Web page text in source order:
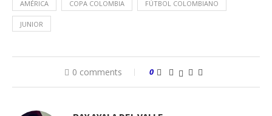
AMÉRICA COPA COLOMBIA FÚTBOL COLOMBIANO
JUNIOR
0 comments 0